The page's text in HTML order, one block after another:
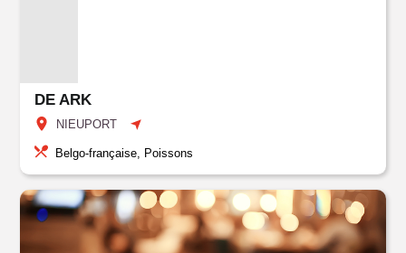
DE ARK
NIEUPORT
Belgo-française, Poissons